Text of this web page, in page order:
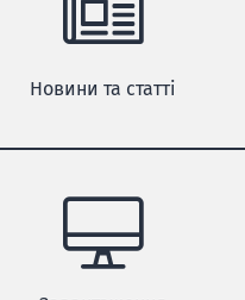
Новини та статті